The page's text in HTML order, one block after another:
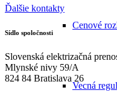
Cenové
Vecná
Ďalšie kontakty
Sídlo spoločnosti
Slovenská elektrizačná
Mlynské nivy 59/A
824 84 Bratislava 26